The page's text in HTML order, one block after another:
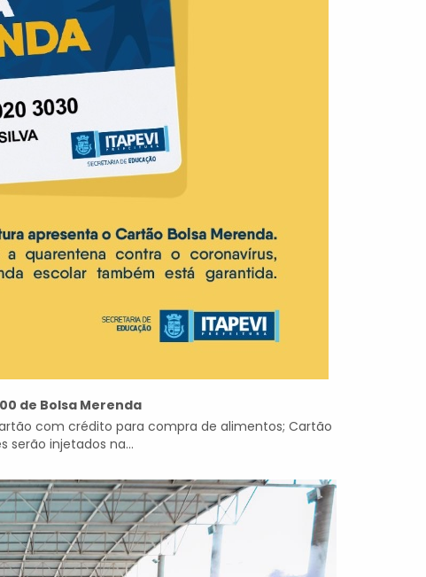
de Bolsa Merenda
com crédito para compra de alimentos; Cartão
serão injetados na...